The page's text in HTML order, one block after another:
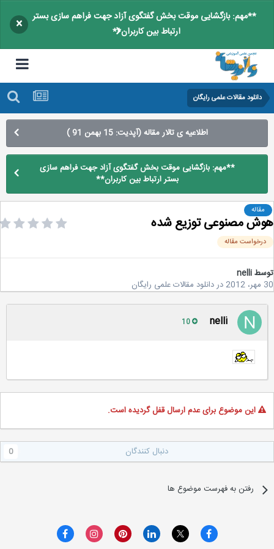
**مهم: بازگشایی موقت بخش گفتگوی آزاد جهت فراهم سازی بستر
ارتباط بین کاربران**
×
دانلود مقالات علمی رایگان
اطلاعیه ی تالار مقاله (آپدیت: 15 بهمن 91 )
**مهم: بازگشایی موقت بخش گفتگوی آزاد جهت فراهم سازی
بستر ارتباط بین کاربران**
مقاله
مصنوعی توزیع شده
مقاله
nelli
دردانلود مقالات علمی رایگان
nelli
این موضوع برای عدم ارسال قفل گردیده است.
دنبال کنندگان
رفتن به فهرست موضوع ها